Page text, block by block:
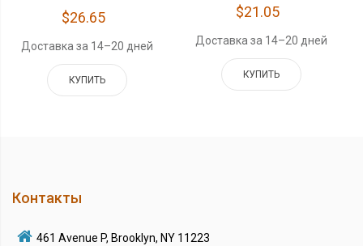
$26.65
Доставка за 14–20 дней
КУПИТЬ
$21.05
Доставка за 14–20 дней
КУПИТЬ
Контакты
461 Avenue P, Brooklyn, NY 11223